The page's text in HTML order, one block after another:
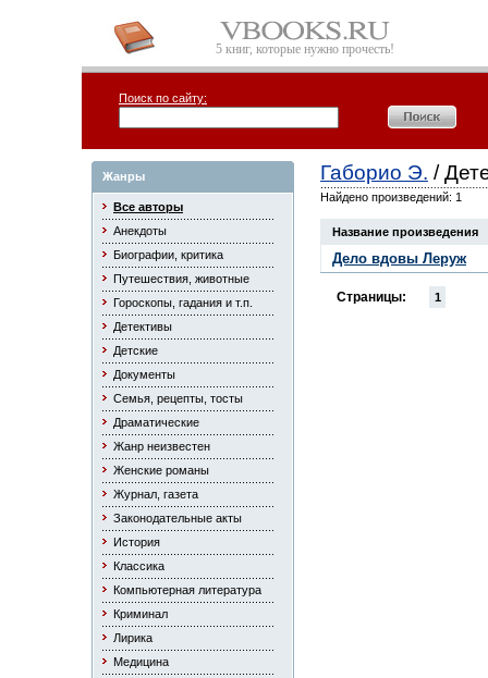
5 книг, которые нужно прочесть!
Поиск по сайту:
Жанры
Все авторы
Анекдоты
Биографии, критика
Путешествия, животные
Гороскопы, гадания и т.п.
Детективы
Детские
Документы
Семья, рецепты, тосты
Драматические
Жанр неизвестен
Женские романы
Журнал, газета
Законодательные акты
История
Классика
Компьютерная литература
Криминал
Лирика
Медицина
Габорио Э. /
Найдено произведений: 1
Название произведения
Дело вдовы Леруж
Страницы: 1